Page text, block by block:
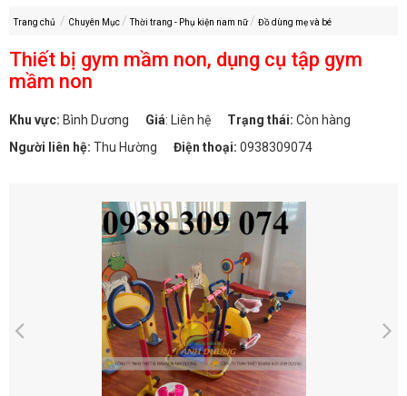
Trang chủ Chuyên Mục Thời trang - Phụ kiện nam nữ Đồ dùng mẹ và bé
Thiết bị gym mầm non, dụng cụ tập gym
mầm non
Khu vực: Bình Dương Giá: Liên hệ Trạng thái: Còn hàng
Người liên hệ: Thu Hường Điện thoại: 0938309074